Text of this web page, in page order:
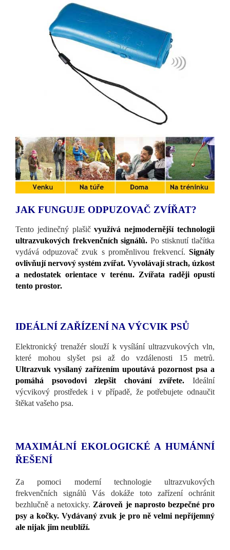
JAK FUNGUJE ODPUZOVAČ ZVÍŘAT?
Tento jedinečný plašičvyužívá nejmodernější technologii
ultrazvukových frekvenčních signálů. Po stisknutí tlačítka
vydává odpuzovač zvuk s proměnlivou frekvencí. Signály
ovlivňují nervový systém zvířat. Vyvolávají strach, úzkost
a nedostatek orientace v terénu. Zvířata raději opustí
tento prostor.
IDEÁLNÍ ZAŘÍZENÍ NA VÝCVIK PSŮ
Elektronický trenažér slouží k vysílání ultrazvukových vln,
které mohou slyšet psi až do vzdálenosti 15 metrů.
Ultrazvuk vysílaný zařízením upoutává pozornost psa a
pomáhá psovodovi zlepšit chování zvířete. Ideální
výcvikový prostředek i v případě, že potřebujete odnaučit
štěkat vašeho psa.
MAXIMÁLNÍ EKOLOGICKÉ A HUMÁNNÍ
ŘEŠENÍ
Za pomoci moderní technologie ultrazvukových
frekvenčních signálů Vás dokáže toto zařízení ochránit
bezhlučně a netoxicky. Zároveň je naprosto bezpečné pro
psy a kočky. Vydávaný zvuk je pro ně velmi nepříjemný
ale nijak jim neublíží.